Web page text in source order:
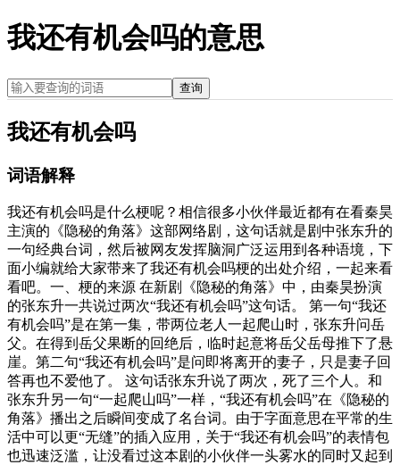
我还有机会吗的意思
查询
我还有机会吗
词语解释
我还有机会吗是什么梗呢？相信很多小伙伴最近都有在看秦昊
主演的《隐秘的角落》这部网络剧，这句话就是剧中张东升的
一句经典台词，然后被网友发挥脑洞广泛运用到各种语境，下
面小编就给大家带来了我还有机会吗梗的出处介绍，一起来看
看吧。一、梗的来源 在新剧《隐秘的角落》中，由秦昊扮演
的张东升一共说过两次“我还有机会吗”这句话。 第一句“我还
有机会吗”是在第一集，带两位老人一起爬山时，张东升问岳
父。在得到岳父果断的回绝后，临时起意将岳父岳母推下了悬
崖。第二句“我还有机会吗”是问即将离开的妻子，只是妻子回
答再也不爱他了。 这句话张东升说了两次，死了三个人。和
张东升另一句“一起爬山吗”一样，“我还有机会吗”在《隐秘的
角落》播出之后瞬间变成了名台词。由于字面意思在平常的生
活中可以更“无缝”的插入应用，关于“我还有机会吗”的表情包
也迅速泛滥，让没看过这本剧的小伙伴一头雾水的同时又起到